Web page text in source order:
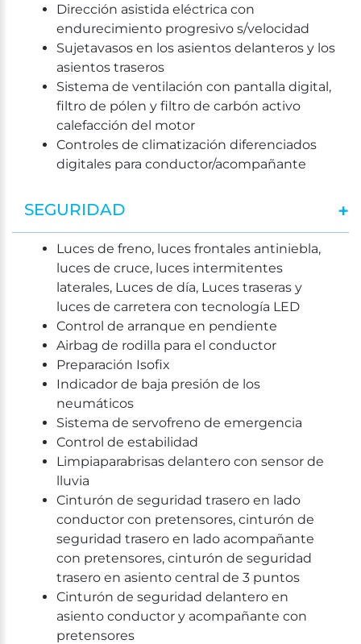
Dirección asistida eléctrica con
endurecimiento progresivo s/velocidad
Sujetavasos en los asientos delanteros y los
asientos traseros
Sistema de ventilación con pantalla digital,
filtro de pólen y filtro de carbón activo
calefacción del motor
Controles de climatización diferenciados
digitales para conductor/acompañante
SEGURIDAD
Luces de freno, luces frontales antiniebla,
luces de cruce, luces intermitentes
laterales, Luces de día, Luces traseras y
luces de carretera con tecnología LED
Control de arranque en pendiente
Airbag de rodilla para el conductor
Preparación Isofix
Indicador de baja presión de los
neumáticos
Sistema de servofreno de emergencia
Control de estabilidad
Limpiaparabrisas delantero con sensor de
lluvia
Cinturón de seguridad trasero en lado
conductor con pretensores, cinturón de
seguridad trasero en lado acompañante
con pretensores, cinturón de seguridad
trasero en asiento central de 3 puntos
Cinturón de seguridad delantero en
asiento conductor y acompañante con
pretensores